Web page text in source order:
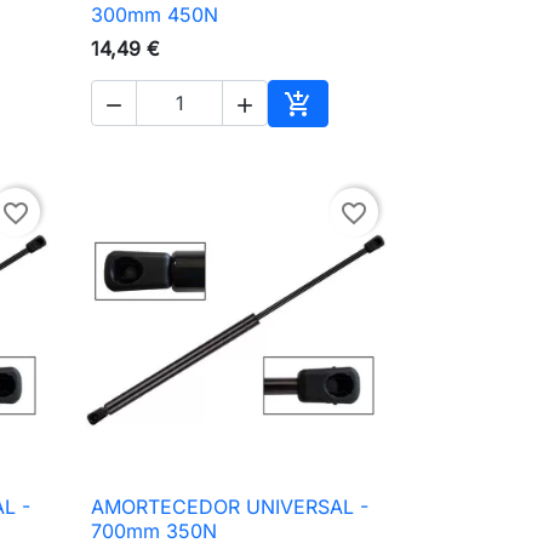
ao carrinho
300mm 450N
14,49 €
  
Adicionar ao carrinho
favorite_border
-
favorite_border
 Vista rápida
AMORTECEDOR UNIVERSAL -
700mm 350N